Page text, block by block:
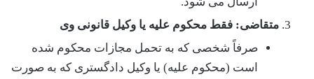
متقاضی: فقط محکوم علیه یا وکیل قانونی وی
صرفاً شخصی که به تحمل مجازات محکوم شده
است (محکوم علیه) یا وکیل دادگستری که به صورت